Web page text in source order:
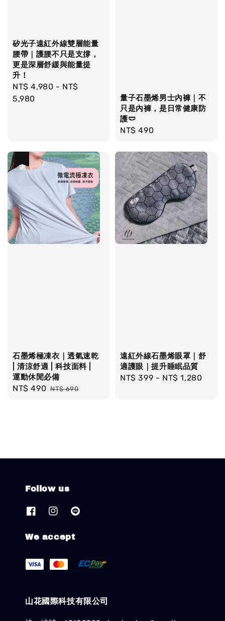
矽光子遠紅外線雙層能量
腰帶｜護腰不只是支撐，
更是深層舒緩與能量提
升！
Regular
price
NT$ 4,980 - NT$
5,980
量子石墨烯男士內褲｜不
只是內褲，是日常健康防
護🩲
Regular
NT$ 490
石墨烯極凍衣｜透氣速乾
| 清涼舒適 | 科技面料 |
運動休閒必備
Sale
NT$ 490 Regular
NT$ 690
遠紅外線石墨烯眼罩｜舒
適護眼｜提升睡眠品質
Regular
NT$ 399 - NT$ 1,280
Follow us
We accept
山花國際科技有限公司